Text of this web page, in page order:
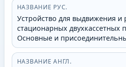
НАЗВАНИЕ РУС.
Устройство для выдвижения и
стационарных двухкассетных
Основные и
НАЗВАНИЕ АНГЛ.